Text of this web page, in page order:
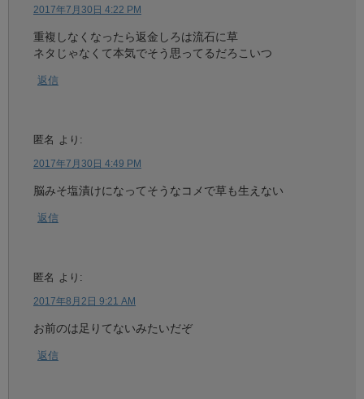
2017年7月30日 4:22 PM
重複しなくなったら返金しろは流石に草
ネタじゃなくて本気でそう思ってるだろこいつ
返信
匿名 より:
2017年7月30日 4:49 PM
脳みそ塩漬けになってそうなコメで草も生えない
返信
匿名 より:
2017年8月2日 9:21 AM
お前のは足りてないみたいだぞ
返信